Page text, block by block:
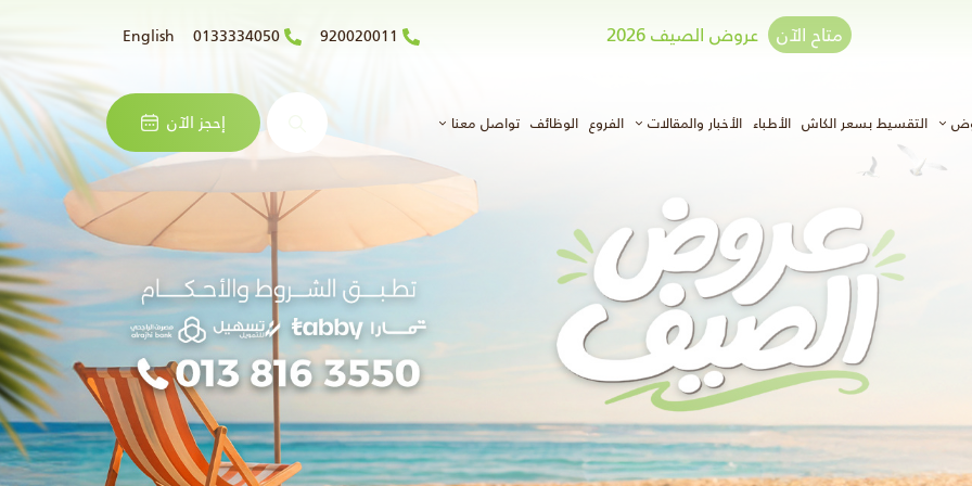
متاح الآن عروض الصيف 2026 920020011
0133334050
English
التقسيط بسعر الكاش الأطباء الأخبار والمقالات الفروع الوظائف تواصل معنا إحجز الآن